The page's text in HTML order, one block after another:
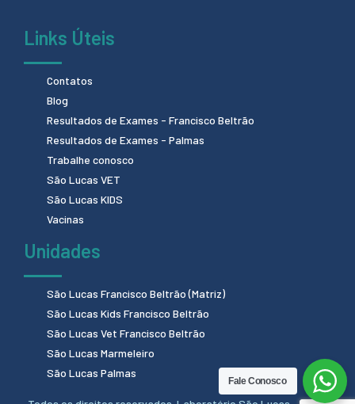
Links Úteis
Contatos
Blog
Resultados de Exames - Francisco Beltrão
Resultados de Exames - Palmas
Trabalhe conosco
São Lucas VET
São Lucas KIDS
Vacinas
Unidades
São Lucas Francisco Beltrão (Matriz)
São Lucas Kids Francisco Beltrão
São Lucas Vet Francisco Beltrão
São Lucas Marmeleiro
São Lucas Palmas
Fale Conosco